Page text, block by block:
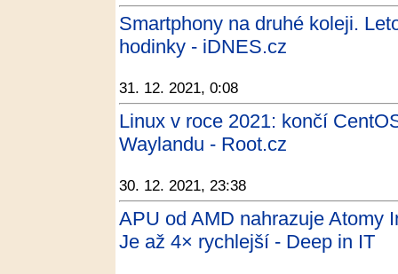
Smartphony na druhé koleji.
hodinky - iDNES.cz
31. 12. 2021, 0:08
Linux v roce 2021: končí
Waylandu - Root.cz
30. 12. 2021, 23:38
APU od AMD nahrazuje Atomy
Je až 4× rychlejší - Deep in IT